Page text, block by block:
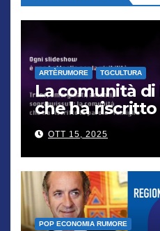
ARTÈRUMORE TGCULTURA
La comunità di
che ha riscritto
“famiglia”
OTT 15, 2025
POP ECONOMIA RUMORE